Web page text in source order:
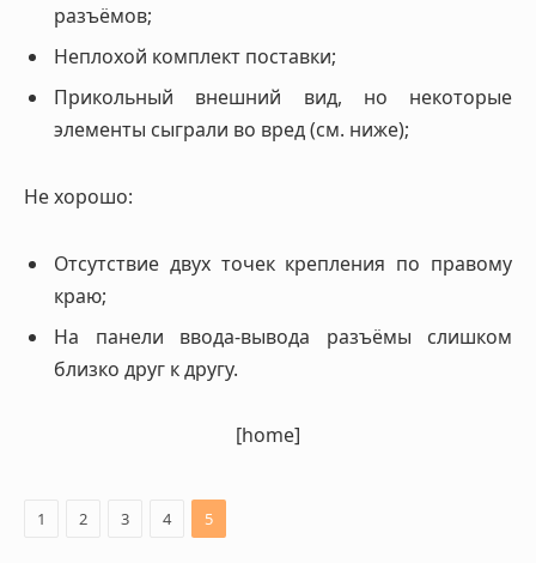
разъёмов;
Неплохой комплект поставки;
Прикольный внешний вид, но некоторые
элементы сыграли во вред (см. ниже);
Не хорошо:
Отсутствие двух точек крепления по правому
краю;
На панели ввода-вывода разъёмы слишком
близко друг к другу.
[home]
1 2 3 4 5